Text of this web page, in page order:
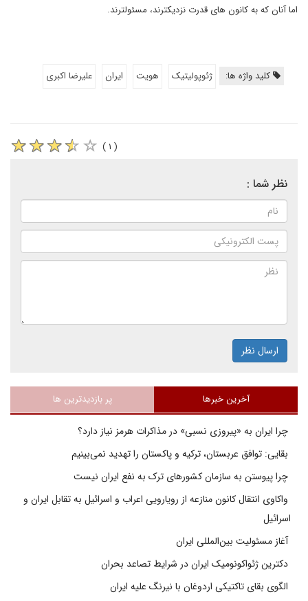
اما آنان که به کانون های قدرت نزدیکترند، مسئولترند.
کلید واژه ها: ژئوپولیتیک هویت ایران علیرضا اکبری
( ۱ )
نظر شما :
ارسال نظر
آخرین خبرها پر بازدیدترین ها
چرا ایران به «پیروزی نسبی» در مذاکرات هرمز نیاز دارد؟
بقایی: توافق عربستان، ترکیه و پاکستان را تهدید نمی‌بینیم
چرا پیوستن به سازمان کشورهای ترک به نفع ایران نیست
واکاوی انتقال کانون منازعه از رویارویی اعراب و اسرائیل به تقابل ایران و
اسرائیل
آغاز مسئولیت بین‌المللی ایران
دکترین ژئواکونومیک ایران در شرایط تصاعد بحران
الگوی بقای تاکتیکی اردوغان با نیرنگ علیه ایران